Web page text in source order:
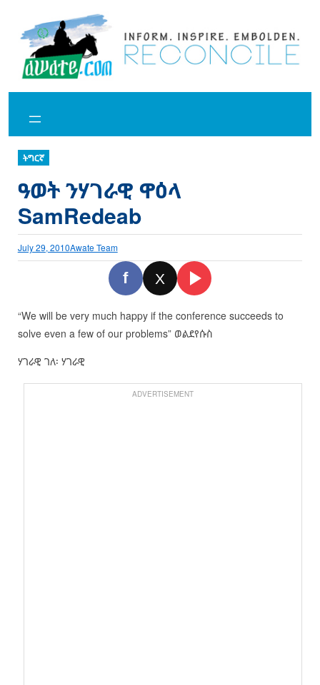
content
ትግርኛ
ዓወት ንሃገራዊ ዋዕላ
SamRedeab
July 29, 2010Awate Team
f X
“We will be very much happy if the conference succeeds to
solve even a few of our problems” ወልደየሱስ
ሃገራዊ ገለ፡ ሃገራዊ
ADVERTISEMENT